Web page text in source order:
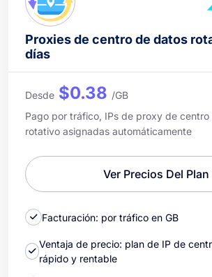
Proxies de centro de datos
días
Desde $0.38 /GB
Pago por tráfico, IPs de proxy de
rotativo asignadas automáticamente
Ver Precios Del Plan
Facturación: por tráfico en GB
Ventaja de precio: plan de IP de
rápido y rentable